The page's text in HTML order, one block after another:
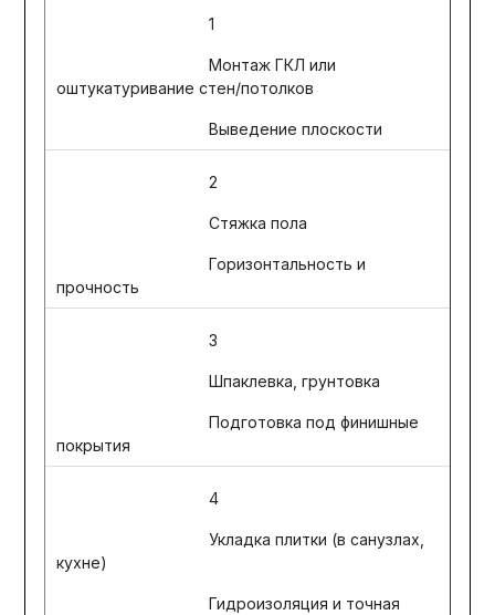
1
Монтаж ГКЛ или
оштукатуривание стен/потолков
Выведение плоскости
2
Стяжка пола
Горизонтальность и
прочность
3
Шпаклевка, грунтовка
Подготовка под финишные
покрытия
4
Укладка плитки (в санузлах,
кухне)
Гидроизоляция и точная